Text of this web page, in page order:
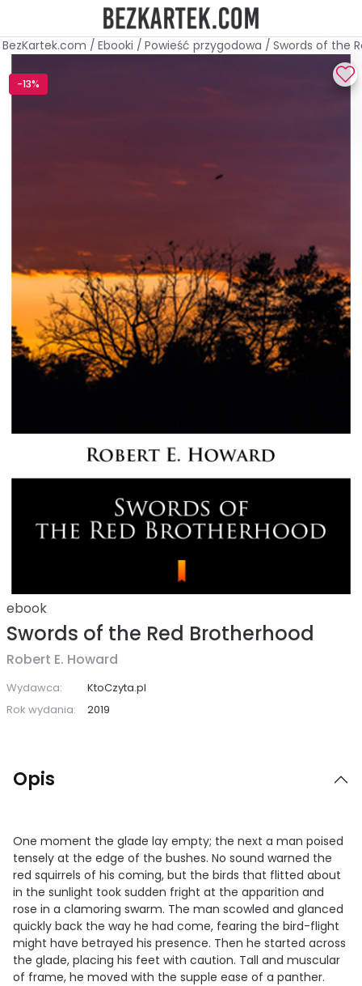
BezKartek.com / Ebooki / Powieść przygodowa / Swords of the
-13%
ebook
Swords of the Red Brotherhood
Robert E. Howard
Wydawca:
KtoCzyta.pl
Rok wydania:
2019
Opis
One moment the glade lay empty; the next a man poised
tensely at the edge of the bushes. No sound warned the
red squirrels of his coming, but the birds that flitted about
in the sunlight took sudden fright at the apparition and
rose in a clamoring swarm. The man scowled and glanced
quickly back the way he had come, fearing the bird-flight
might have betrayed his presence. Then he started across
the glade, placing his feet with caution. Tall and muscular
of frame, he moved with the supple ease of a panther.